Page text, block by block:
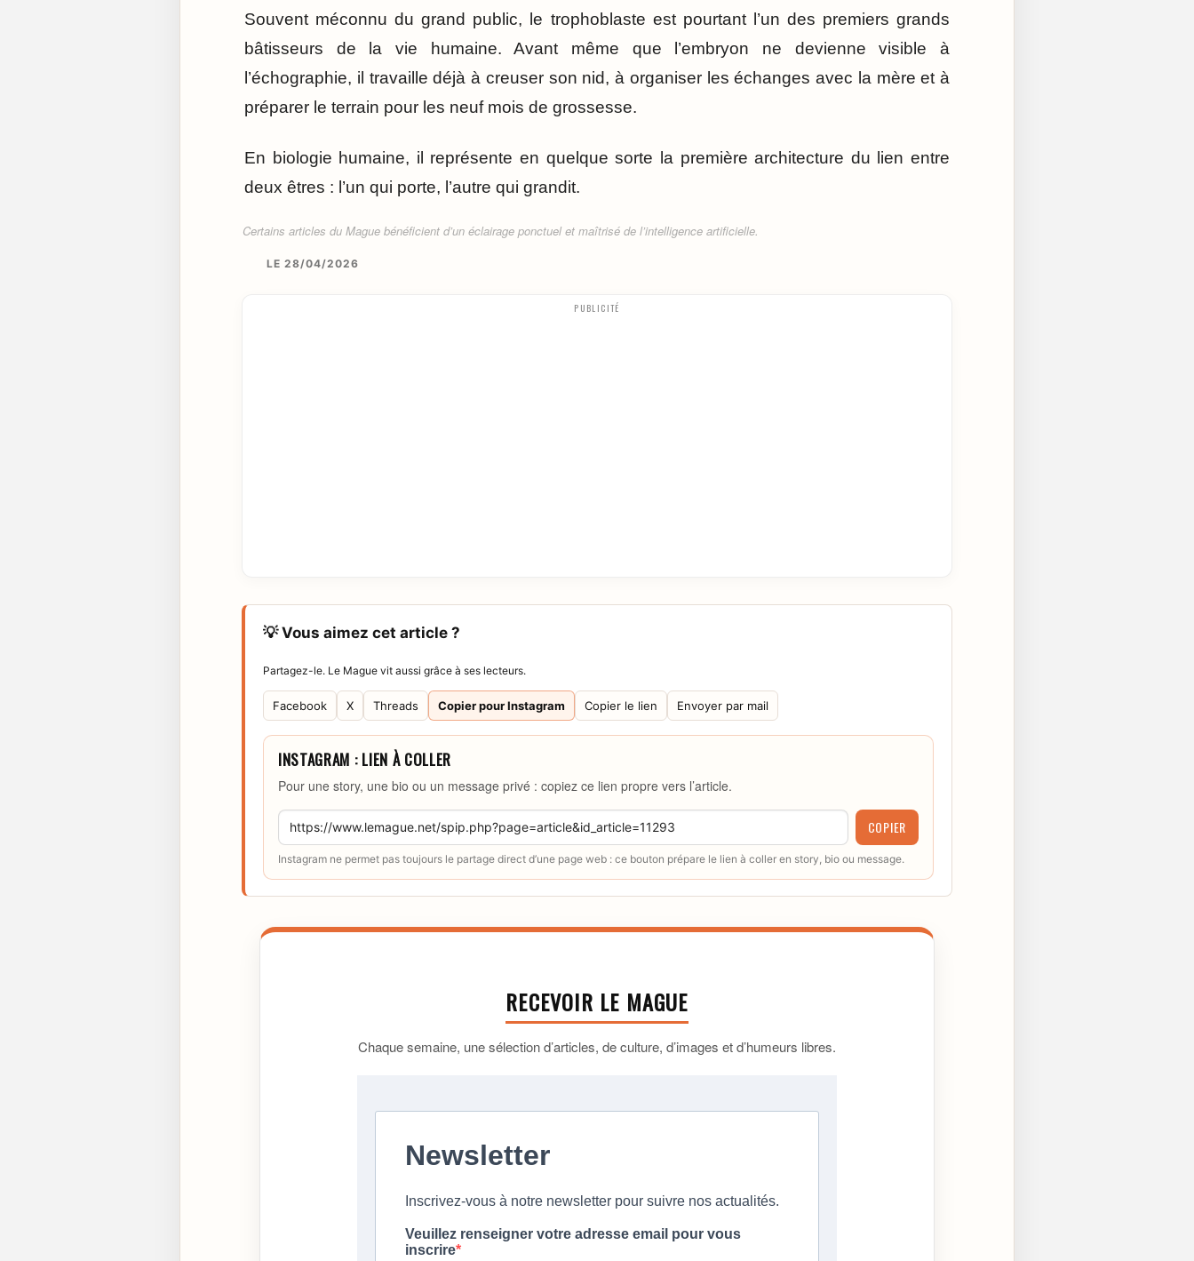
Souvent méconnu du grand public, le trophoblaste est pourtant l’un des premiers grands
bâtisseurs de la vie humaine. Avant même que l’embryon ne devienne visible à
l’échographie, il travaille déjà à creuser son nid, à organiser les échanges avec la mère et à
préparer le terrain pour les neuf mois de grossesse.
En biologie humaine, il représente en quelque sorte la première architecture du lien entre
deux êtres : l’un qui porte, l’autre qui grandit.
Certains articles du Mague bénéficient d’un éclairage ponctuel et maîtrisé de l’intelligence artificielle.
LE 28/04/2026
PUBLICITÉ
💡 Vous aimez cet article ?
Partagez-le. Le Mague vit aussi grâce à ses lecteurs.
Facebook X Threads Copier pour Instagram Copier le lien Envoyer par mail
INSTAGRAM : LIEN À COLLER
Pour une story, une bio ou un message privé : copiez ce lien propre vers l’article.
COPIER
Instagram ne permet pas toujours le partage direct d’une page web : ce bouton prépare le lien à coller en story, bio ou message.
RECEVOIR LE MAGUE
Chaque semaine, une sélection d’articles, de culture, d’images et d’humeurs libres.